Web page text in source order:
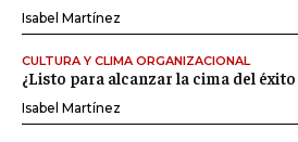
Isabel Martínez
CULTURA Y CLIMA ORGANIZACIONAL
¿Listo para alcanzar la cima del
Isabel Martínez